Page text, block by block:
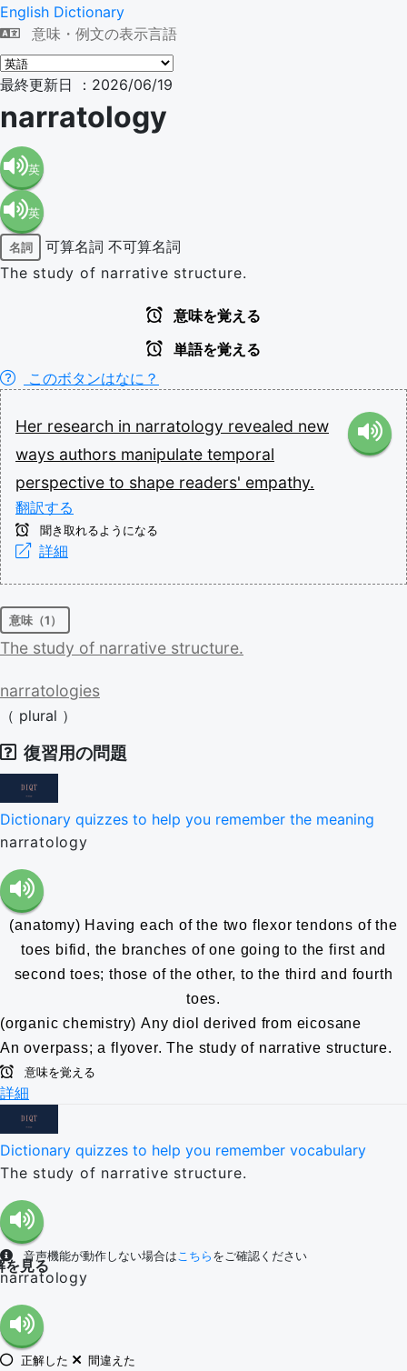
English Dictionary
意味・例文の表示言語
最終更新日 ：2026/06/19
narratology
英
語（米
国）
英
語（イ
名詞 可算名詞 不可算名詞
The study of narrative structure.
意味を覚える
単語を覚える
このボタンはなに？
Her research in narratology revealed new
ways authors manipulate temporal
perspective to shape readers' empathy.
翻訳する
聞き取れるようになる
詳細
意味（1）
The study of narrative structure.
narratologies
（ plural ）
復習用の問題
Dictionary quizzes to help you remember the meaning
narratology
(anatomy) Having each of the two flexor tendons of the
toes bifid, the branches of one going to the first and
second toes; those of the other, to the third and fourth
toes.
(organic chemistry) Any diol derived from eicosane
An overpass; a flyover. The study of narrative structure.
意味を覚える
詳細
Dictionary quizzes to help you remember vocabulary
The study of narrative structure.
音声機能が動作しない場合はこちら をご確認ください
を見る
narratology
正解した 間違えた